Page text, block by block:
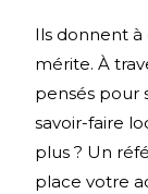
Ils donnent à
mérite. À
pensés pour
savoir-faire
plus ? Un
place votre